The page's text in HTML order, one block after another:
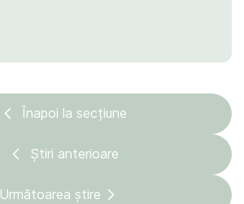
Înapoi la secțiune
Știri anterioare
Următoarea știre